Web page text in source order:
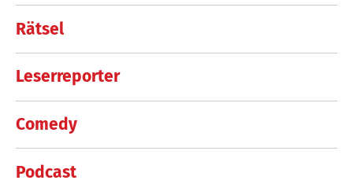
Rätsel
Leserreporter
Comedy
Podcast